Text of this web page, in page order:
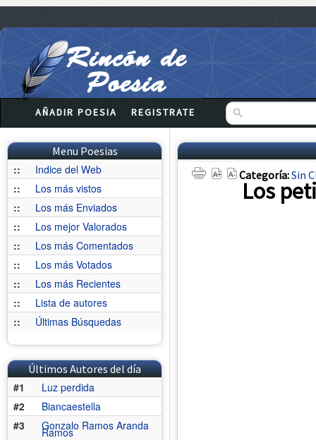
AÑADIR POESIA REGISTRATE
Menu Poesias
::
Indice del Web
::
Los más vistos
::
Los más Enviados
::
Los mejor Valorados
::
Los más Comentados
::
Los más Votados
::
Los más Recientes
::
Lista de autores
::
Últimas Búsquedas
Últimos Autores del día
#1
Luz perdida
#2
Biancaestella
#3
Gonzalo Ramos Aranda
Ramos
Categoría:Sin
Los